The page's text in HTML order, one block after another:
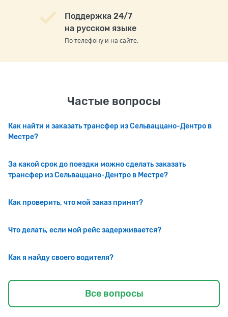
Поддержка 24/7
на русском языке
По телефону и на сайте.
Частые вопросы
Как найти и заказать трансфер из Сельваццано-Дентро в
Местре?
За какой срок до поездки можно сделать заказать
трансфер из Сельваццано-Дентро в Местре?
Как проверить, что мой заказ принят?
Что делать, если мой рейс задерживается?
Как я найду своего водителя?
Все вопросы